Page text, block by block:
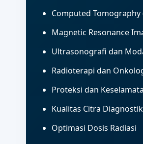
Computed Tomography
Magnetic Resonance
Ultrasonografi dan
Radioterapi dan
Proteksi dan
Kualitas Citra Diagnostik
Optimasi Dosis Radiasi